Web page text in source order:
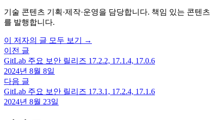
기술 콘텐츠 기획·제작·운영을 담당합니다. 책임 있는 콘텐츠
를 발행합니다.
이 저자의 글 모두 보기 →
이전 글
GitLab 주요 보안 릴리즈 17.2.2, 17.1.4, 17.0.6
2024년 8월 8일
다음 글
GitLab 주요 보안 릴리즈 17.3.1, 17.2.4, 17.1.6
2024년 8월 23일